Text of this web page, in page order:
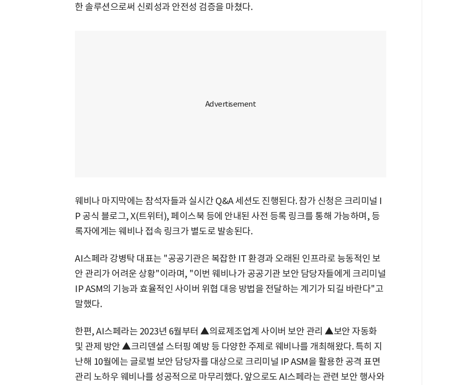
한 솔루션으로써 신뢰성과 안전성 검증을 마쳤다.
웨비나 마지막에는 참석자들과 실시간 Q&A 세션도 진행된다. 참가 신청은 크리미널 I
P 공식 블로그, X(트위터), 페이스북 등에 안내된 사전 등록 링크를 통해 가능하며, 등
록자에게는 웨비나 접속 링크가 별도로 발송된다.
AI스페라 강병탁 대표는 "공공기관은 복잡한 IT 환경과 오래된 인프라로 능동적인 보
안 관리가 어려운 상황"이라며, "이번 웨비나가 공공기관 보안 담당자들에게 크리미널
IP ASM의 기능과 효율적인 사이버 위협 대응 방법을 전달하는 계기가 되길 바란다"고
말했다.
한편, AI스페라는 2023년 6월부터 ▲의료제조업계 사이버 보안 관리 ▲보안 자동화
및 관제 방안 ▲크리덴셜 스터핑 예방 등 다양한 주제로 웨비나를 개최해왔다. 특히 지
난해 10월에는 글로벌 보안 담당자를 대상으로 크리미널 IP ASM을 활용한 공격 표면
관리 노하우 웨비나를 성공적으로 마무리했다. 앞으로도 AI스페라는 관련 보안 행사와